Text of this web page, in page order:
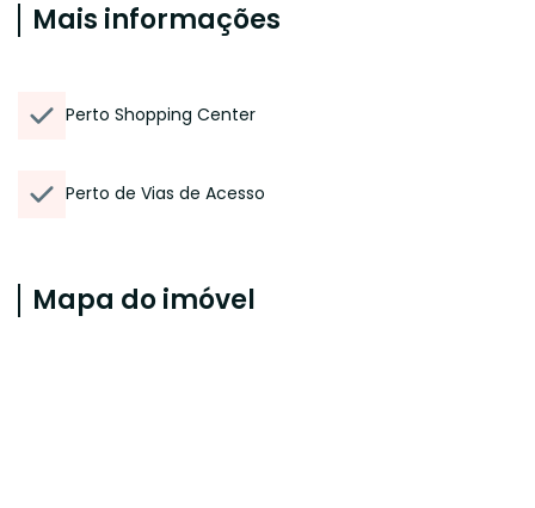
Mais informações
Perto Shopping Center
Perto de Vias de Acesso
Mapa do imóvel